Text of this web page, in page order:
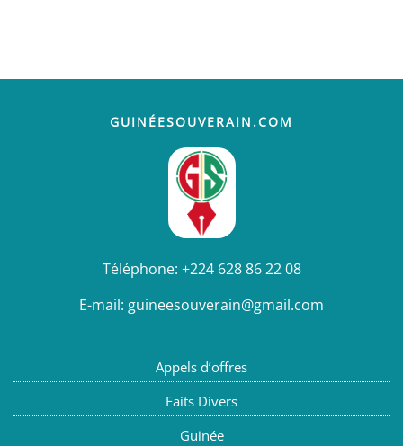
GUINÉESOUVERAIN.COM
Téléphone: +224 628 86 22 08
E-mail: guineesouverain@gmail.com
Appels d’offres
Faits Divers
Guinée